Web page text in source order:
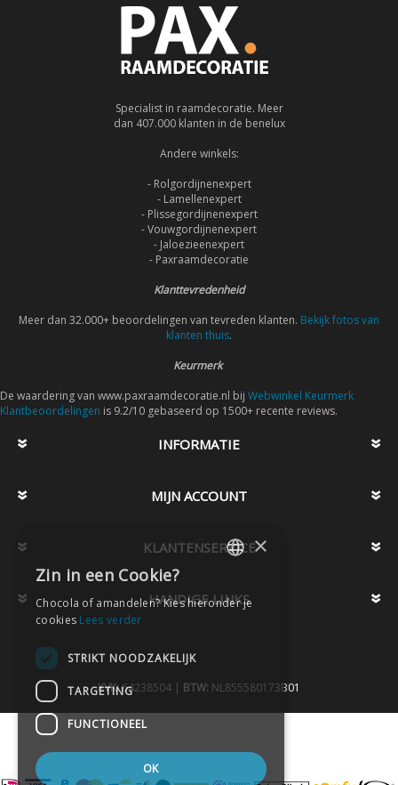
Specialist in raamdecoratie. Meer
dan 407.000 klanten in de benelux
Andere winkels:
- Rolgordijnenexpert
- Lamellenexpert
- Plissegordijnenexpert
- Vouwgordijnenexpert
- Jaloezieenexpert
- Paxraamdecoratie
Klanttevredenheid
Meer dan 32.000+ beoordelingen van tevreden klanten. Bekijk fotos van
klanten thuis.
Keurmerk
De waardering van www.paxraamdecoratie.nl bij Webwinkel Keurmerk
Klantbeoordelingen is 9.2/10 gebaseerd op 1500+ recente reviews.
INFORMATIE
MIJN ACCOUNT
KLANTENSERVICE
HANDIGE LINKS
KVK:64238504 | BTW: NL855580173B01
DUTCH
×
Zin in een Cookie?
Chocola of amandelen? Kies hieronder je
cookies Lees verder
STRIKT NOODZAKELIJK
TARGETING
FUNCTIONEEL
OK